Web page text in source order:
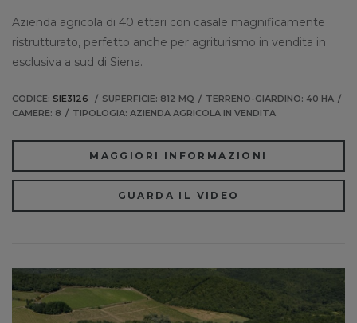
Azienda agricola di 40 ettari con casale magnificamente
ristrutturato, perfetto anche per agriturismo in vendita in
esclusiva a sud di Siena.
CODICE: SIE3126 SUPERFICIE: 812 MQ
TERRENO-GIARDINO: 40 HA
CAMERE: 8
TIPOLOGIA: AZIENDA AGRICOLA IN VENDITA
MAGGIORI INFORMAZIONI
GUARDA IL VIDEO